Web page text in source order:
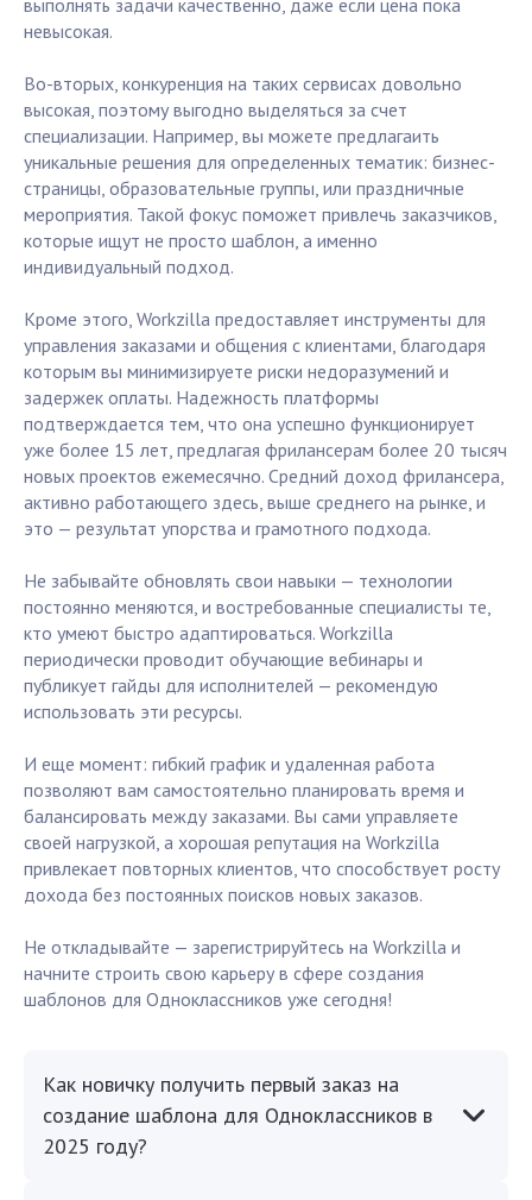
выполнять задачи качественно, даже если цена пока
невысокая.
Во-вторых, конкуренция на таких сервисах довольно
высокая, поэтому выгодно выделяться за счет
специализации. Например, вы можете предлагаить
уникальные решения для определенных тематик: бизнес-
страницы, образовательные группы, или праздничные
мероприятия. Такой фокус поможет привлечь заказчиков,
которые ищут не просто шаблон, а именно
индивидуальный подход.
Кроме этого, Workzilla предоставляет инструменты для
управления заказами и общения с клиентами, благодаря
которым вы минимизируете риски недоразумений и
задержек оплаты. Надежность платформы
подтверждается тем, что она успешно функционирует
уже более 15 лет, предлагая фрилансерам более 20 тысяч
новых проектов ежемесячно. Средний доход фрилансера,
активно работающего здесь, выше среднего на рынке, и
это — результат упорства и грамотного подхода.
Не забывайте обновлять свои навыки — технологии
постоянно меняются, и востребованные специалисты те,
кто умеют быстро адаптироваться. Workzilla
периодически проводит обучающие вебинары и
публикует гайды для исполнителей — рекомендую
использовать эти ресурсы.
И еще момент: гибкий график и удаленная работа
позволяют вам самостоятельно планировать время и
балансировать между заказами. Вы сами управляете
своей нагрузкой, а хорошая репутация на Workzilla
привлекает повторных клиентов, что способствует росту
дохода без постоянных поисков новых заказов.
Не откладывайте — зарегистрируйтесь на Workzilla и
начните строить свою карьеру в сфере создания
шаблонов для Одноклассников уже сегодня!
Как новичку получить первый заказ на
создание шаблона для Одноклассников в
2025 году?